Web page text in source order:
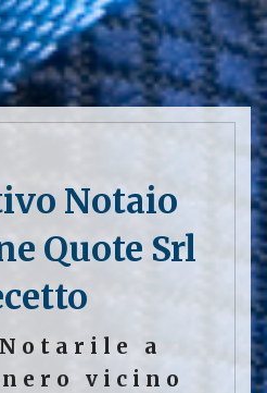
Notaio
Quote Srl
a
vicino